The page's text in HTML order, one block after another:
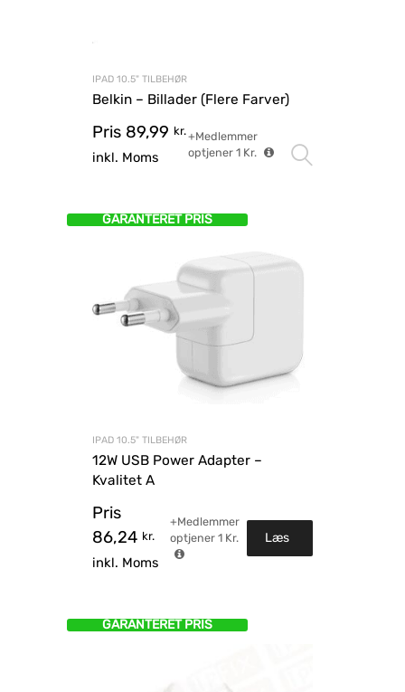
IPAD 10.5" TILBEHØR
Belkin – Billader (Flere Farver)
Pris 89,99 kr.
inkl. Moms
+Medlemmer
optjener 1Kr.
GARANTERET PRIS
IPAD 10.5" TILBEHØR
12W USB Power Adapter –
Kvalitet A
Pris
86,24 kr.
inkl. Moms
+Medlemmer
optjener1 Kr. Læs
GARANTERET PRIS